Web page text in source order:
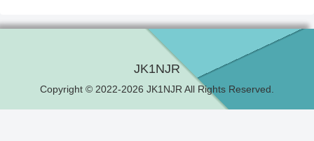
JK1NJR
Copyright © 2022-2026 JK1NJR All Rights Reserved.